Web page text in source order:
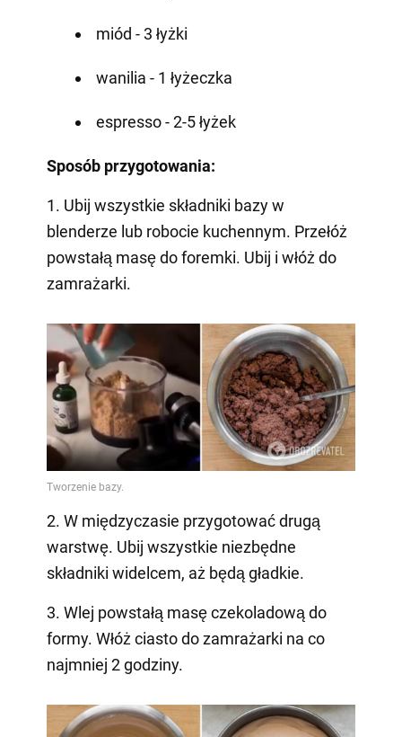
miód - 3 łyżki
wanilia - 1 łyżeczka
espresso - 2-5 łyżek
Sposób przygotowania:
1. Ubij wszystkie składniki bazy w
blenderze lub robocie kuchennym. Przełóż
powstałą masę do foremki. Ubij i włóż do
zamrażarki.
2. W międzyczasie przygotować drugą
warstwę. Ubij wszystkie niezbędne
składniki widelcem, aż będą gładkie.
3. Wlej powstałą masę czekoladową do
formy. Włóż ciasto do zamrażarki na co
najmniej 2 godziny.